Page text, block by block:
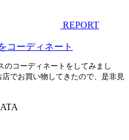
REPORT
コーディネート
のコーディネートをしてみまし
でお買い物してきたので、是非見